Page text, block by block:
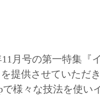
11月号の第一特集『
提供させていただ
で様々な技法を使